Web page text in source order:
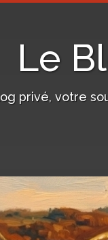
Le
privé, votre